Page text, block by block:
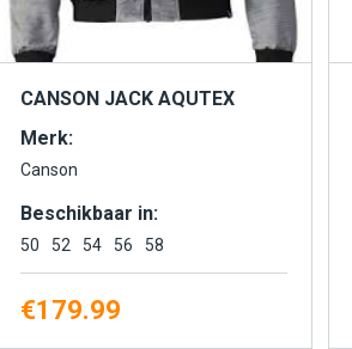
CANSON JACK AQUTEX
Merk:
Canson
Beschikbaar in:
50 52 54 56 58
€179.99